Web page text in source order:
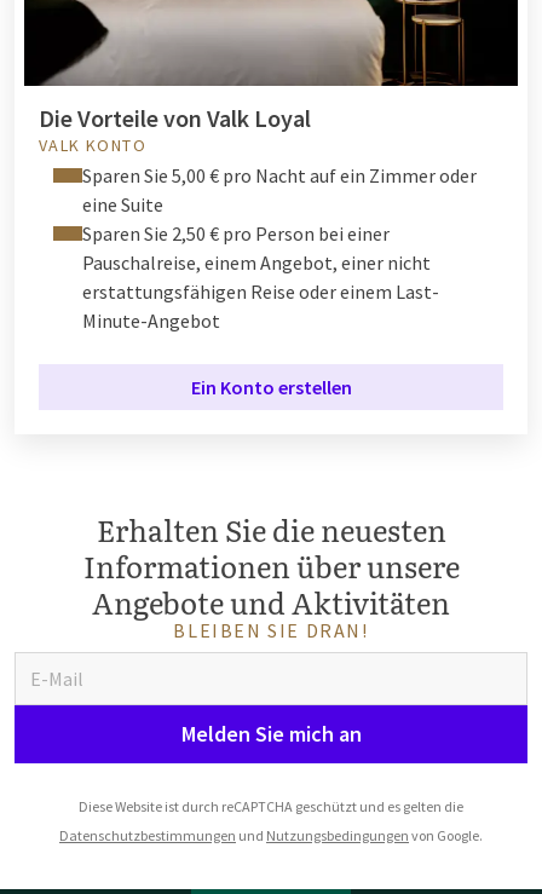
Die Vorteile von Valk Loyal
VALK KONTO
Sparen Sie 5,00 € pro Nacht auf ein Zimmer oder
eine Suite
Sparen Sie 2,50 € pro Person bei einer
Pauschalreise, einem Angebot, einer nicht
erstattungsfähigen Reise oder einem Last-
Minute-Angebot
Ein Konto erstellen
Erhalten Sie die neuesten
Informationen über unsere
Angebote und Aktivitäten
BLEIBEN SIE DRAN!
Melden Sie mich an
Diese Website ist durch reCAPTCHA geschützt und es gelten die
Datenschutzbestimmungen und Nutzungsbedingungen von Google.